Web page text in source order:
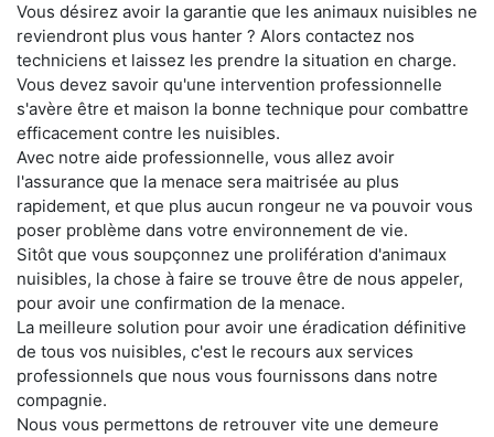
Vous désirez avoir la garantie que les animaux nuisibles ne
reviendront plus vous hanter ? Alors contactez nos
techniciens et laissez les prendre la situation en charge.
Vous devez savoir qu'une intervention professionnelle
s'avère être et maison la bonne technique pour combattre
efficacement contre les nuisibles.
Avec notre aide professionnelle, vous allez avoir
l'assurance que la menace sera maitrisée au plus
rapidement, et que plus aucun rongeur ne va pouvoir vous
poser problème dans votre environnement de vie.
Sitôt que vous soupçonnez une prolifération d'animaux
nuisibles, la chose à faire se trouve être de nous appeler,
pour avoir une confirmation de la menace.
La meilleure solution pour avoir une éradication définitive
de tous vos nuisibles, c'est le recours aux services
professionnels que nous vous fournissons dans notre
compagnie.
Nous vous permettons de retrouver vite une demeure